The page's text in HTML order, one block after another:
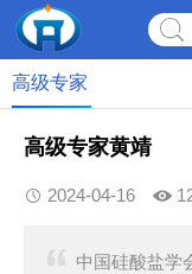
高级专家
高级专家黄靖
2024-04-16
中国硅酸盐学